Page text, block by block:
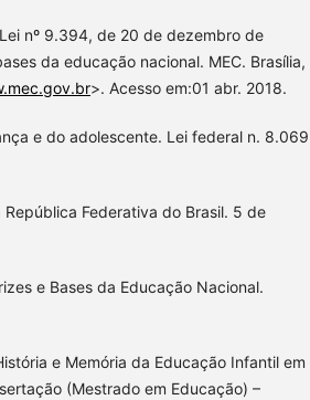
nº 9.394, de 20 de dezembro de
da educação nacional. MEC. Brasília,
>. Acesso em:01 abr. 2018.
e do adolescente. Lei federal n. 8.069
Federativa do Brasil. 5 de
e Bases da Educação Nacional.
e Memória da Educação Infantil em
(Mestrado em Educação) –